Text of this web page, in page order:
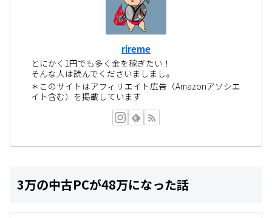
rireme
とにかく1円でも多く金を稼ぎたい！
そんな人は読んでくださいましまし。
＊このサイトはアフィリエイト広告（Amazonアソシエ
イト含む）を掲載しています
3万の中古PCが48万になった話